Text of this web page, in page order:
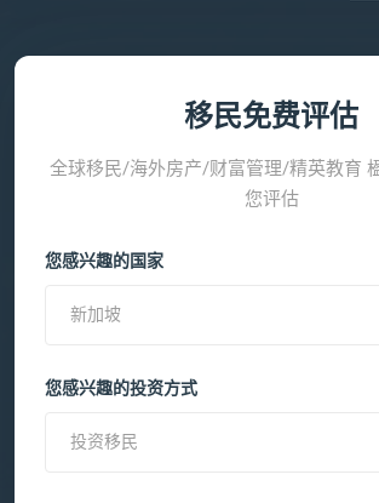
移民免费评估
全球移民/海外房产/财富管理/精英教育
您评估
您感兴趣的国家
新加坡
您感兴趣的投资方式
投资移民